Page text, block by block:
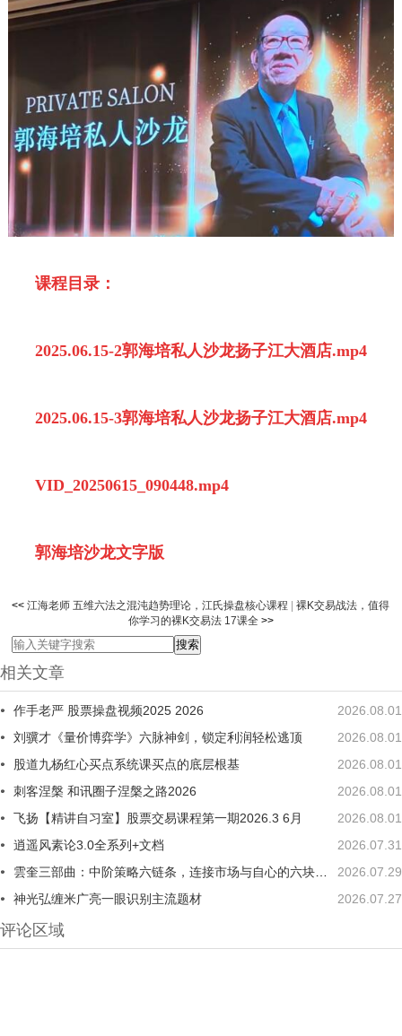
课程目录：
2025.06.15-2郭海培私人沙龙扬子江大酒店.mp4
2025.06.15-3郭海培私人沙龙扬子江大酒店.mp4
VID_20250615_090448.mp4
郭海培沙龙文字版
<<江海老师 五维六法之混沌趋势理论，江氏操盘核心课程 |裸K交易战法，值得
你学习的裸K交易法 17课全>>
相关文章
2026.08.01
作手老严 股票操盘视频2025 2026
2026.08.01
刘骥才《量价博弈学》六脉神剑，锁定利润轻松逃顶
2026.08.01
股道九杨红心买点系统课买点的底层根基
2026.08.01
刺客涅槃 和讯圈子涅槃之路2026
2026.08.01
飞扬【精讲自习室】股票交易课程第一期2026.3 6月
2026.07.31
逍遥风素论3.0全系列+文档
2026.07.29
雲奎三部曲：中阶策略六链条，连接市场与自心的六块踏板
2026.07.27
神光弘缠米广亮一眼识别主流题材
评论区域